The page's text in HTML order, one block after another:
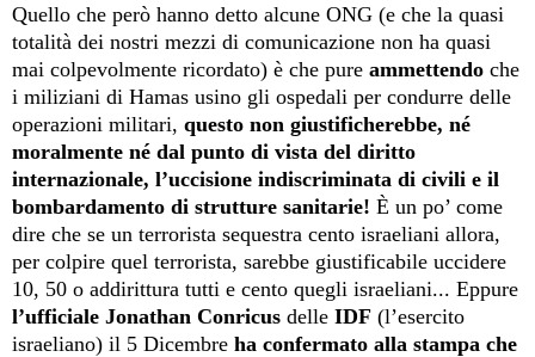
Quello che però hanno detto alcune ONG (e che la quasi
totalità dei nostri mezzi di comunicazione non ha quasi
mai colpevolmente ricordato) è che pure ammettendo che
i miliziani di Hamas usino gli ospedali per condurre delle
operazioni militari, questo non giustificherebbe, né
moralmente né dal punto di vista del diritto
internazionale, l’uccisione indiscriminata di civili e il
bombardamento di strutture sanitarie! È un po’ come
dire che se un terrorista sequestra cento israeliani allora,
per colpire quel terrorista, sarebbe giustificabile uccidere
10, 50 o addirittura tutti e cento quegli israeliani... Eppure
l’ufficiale Jonathan Conricus delle IDF (l’esercito
israeliano) il 5 Dicembre ha confermato alla stampa che